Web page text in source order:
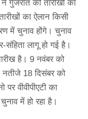
गुजरात की तारीखों का
का ऐलान किसी
में चुनाव होंगे। चुनाव
संहिता लागू हो गई है।
है। 9 नवंबर को
नतीजे 18 दिसंबर को
वीवीपीएटी का
में हो रहा है।